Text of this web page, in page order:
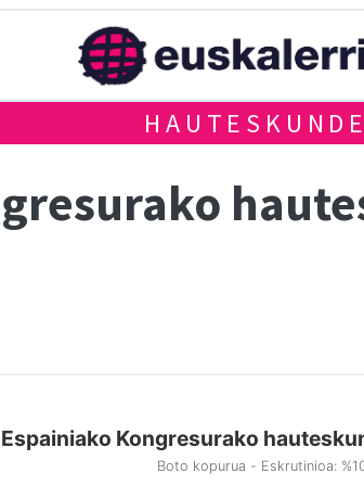
Espainiako Kongresurako
Boto kopurua - Eskrutinioa: